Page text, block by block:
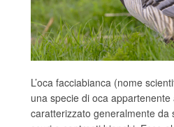
L’oca facciabianca (nome
una specie di oca
caratterizzato generalmente da